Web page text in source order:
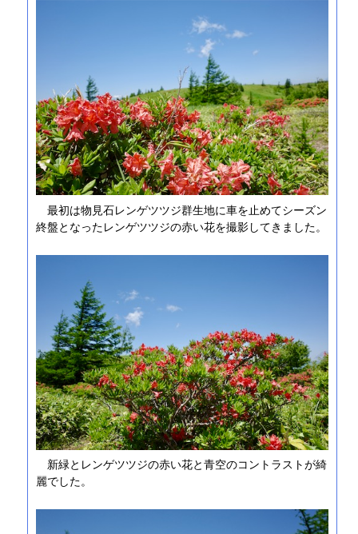
最初は物見石レンゲツツジ群生地に車を止めてシーズン
終盤となったレンゲツツジの赤い花を撮影してきました。
新緑とレンゲツツジの赤い花と青空のコントラストが綺
麗でした。